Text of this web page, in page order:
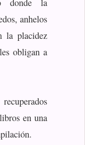
donde la
anhelos
la placidez
obligan a
en una